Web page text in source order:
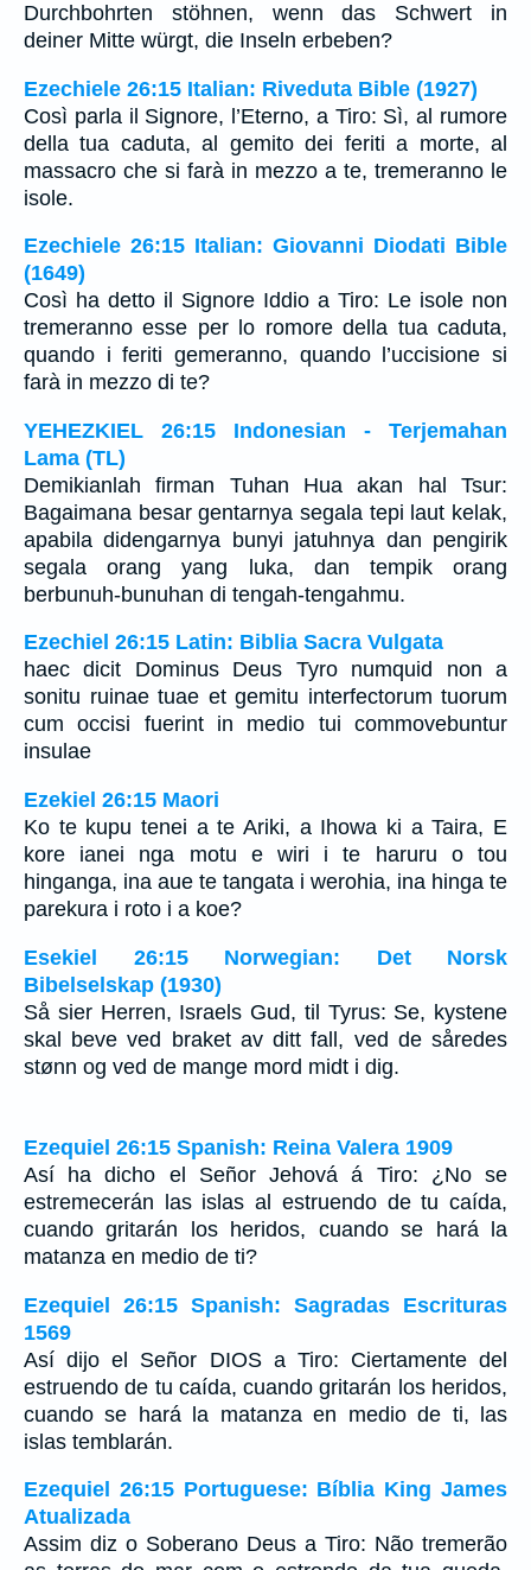
Durchbohrten stöhnen, wenn das Schwert in
deiner Mitte würgt, die Inseln erbeben?
Ezechiele 26:15 Italian: Riveduta Bible (1927)
Così parla il Signore, l’Eterno, a Tiro: Sì, al rumore
della tua caduta, al gemito dei feriti a morte, al
massacro che si farà in mezzo a te, tremeranno le
isole.
Ezechiele 26:15 Italian: Giovanni Diodati Bible
(1649)
Così ha detto il Signore Iddio a Tiro: Le isole non
tremeranno esse per lo romore della tua caduta,
quando i feriti gemeranno, quando l’uccisione si
farà in mezzo di te?
YEHEZKIEL 26:15 Indonesian - Terjemahan
Lama (TL)
Demikianlah firman Tuhan Hua akan hal Tsur:
Bagaimana besar gentarnya segala tepi laut kelak,
apabila didengarnya bunyi jatuhnya dan pengirik
segala orang yang luka, dan tempik orang
berbunuh-bunuhan di tengah-tengahmu.
Ezechiel 26:15 Latin: Biblia Sacra Vulgata
haec dicit Dominus Deus Tyro numquid non a
sonitu ruinae tuae et gemitu interfectorum tuorum
cum occisi fuerint in medio tui commovebuntur
insulae
Ezekiel 26:15 Maori
Ko te kupu tenei a te Ariki, a Ihowa ki a Taira, E
kore ianei nga motu e wiri i te haruru o tou
hinganga, ina aue te tangata i werohia, ina hinga te
parekura i roto i a koe?
Esekiel 26:15 Norwegian: Det Norsk
Bibelselskap (1930)
Så sier Herren, Israels Gud, til Tyrus: Se, kystene
skal beve ved braket av ditt fall, ved de såredes
stønn og ved de mange mord midt i dig.
Ezequiel 26:15 Spanish: Reina Valera 1909
Así ha dicho el Señor Jehová á Tiro: ¿No se
estremecerán las islas al estruendo de tu caída,
cuando gritarán los heridos, cuando se hará la
matanza en medio de ti?
Ezequiel 26:15 Spanish: Sagradas Escrituras
1569
Así dijo el Señor DIOS a Tiro: Ciertamente del
estruendo de tu caída, cuando gritarán los heridos,
cuando se hará la matanza en medio de ti, las
islas temblarán.
Ezequiel 26:15 Portuguese: Bíblia King James
Atualizada
Assim diz o Soberano Deus a Tiro: Não tremerão